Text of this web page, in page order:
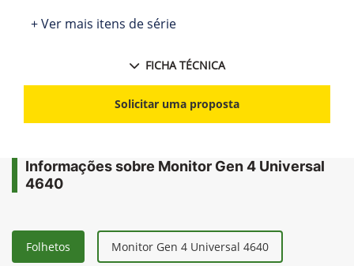
+ Ver mais itens de série
FICHA TÉCNICA
Solicitar uma proposta
Informações sobre Monitor Gen 4 Universal
4640
Folhetos Monitor Gen 4 Universal 4640